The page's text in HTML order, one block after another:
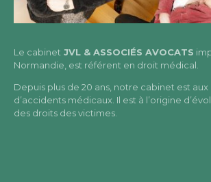
Le cabinet JVL & ASSOCIÉS AVOCATS
Normandie, est référent en droit médical.
Depuis plus de 20 ans, notre cabinet est
d’accidents médicaux. Il est à l’origine
des droits des victimes.